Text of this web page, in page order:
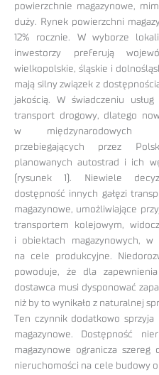
powierzchnie magazynowe,
duży. Rynek powierzchni
12% rocznie. W wyborze
inwestorzy preferują
wielkopolskie, śląskie i
mają silny związek z
jakością. W świadczeniu
transport drogowy, dlatego
w międzynarodowych
przebiegających przez
planowanych autostrad i ich
(rysunek 1). Niewiele
dostępność innych gałęzi
magazynowe, umożliwiające
transportem kolejowym,
i obiektach magazynowych,
na cele produkcyjne.
powoduje, że dla
dostawca musi dysponować
niż by to wynikało z naturalnej
Ten czynnik dodatkowo
magazynowe. Dostępność
magazynowe ogranicza szereg
nieruchomości na cele budowy